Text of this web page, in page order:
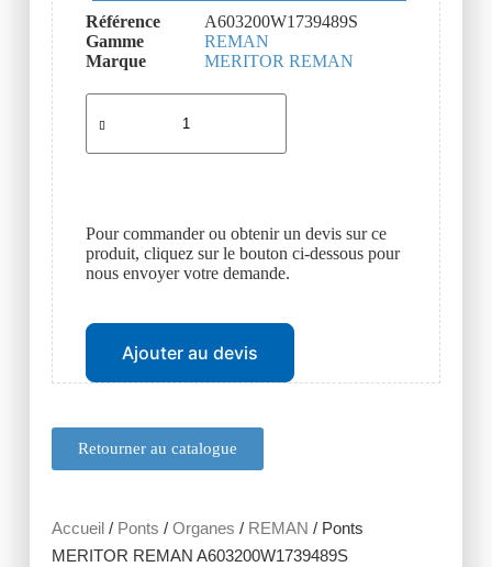
Retourner au catalogue
Accueil / Ponts / Organes / REMAN / Ponts
MERITOR REMAN A603200W1739489S
Référence
A603200W1739489S
Gamme
REMAN
Marque
MERITOR REMAN
Pour commander ou obtenir un devis sur ce
produit, cliquez sur le bouton ci-dessous pour
nous envoyer votre demande.
Ajouter au devis